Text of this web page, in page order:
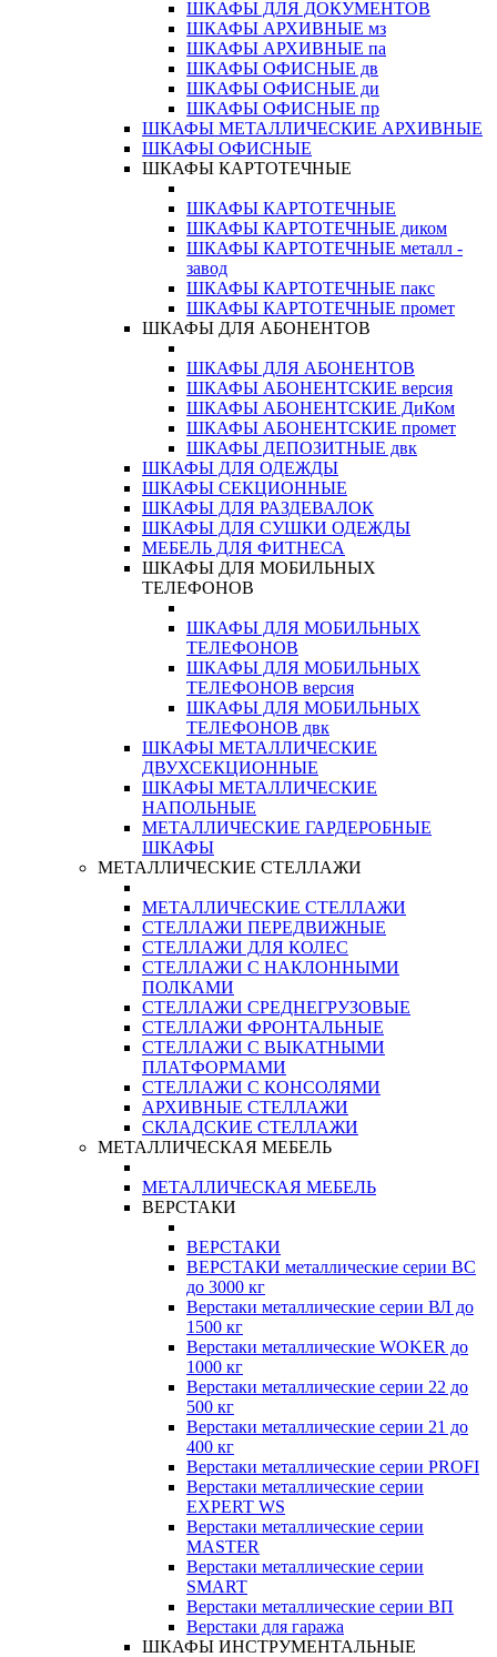
ШКАФЫ ДЛЯ ДОКУМЕНТОВ
ШКАФЫ АРХИВНЫЕ мз
ШКАФЫ АРХИВНЫЕ па
ШКАФЫ ОФИСНЫЕ дв
ШКАФЫ ОФИСНЫЕ ди
ШКАФЫ ОФИСНЫЕ пр
ШКАФЫ МЕТАЛЛИЧЕСКИЕ АРХИВНЫЕ
ШКАФЫ ОФИСНЫЕ
ШКАФЫ КАРТОТЕЧНЫЕ
ШКАФЫ КАРТОТЕЧНЫЕ
ШКАФЫ КАРТОТЕЧНЫЕ диком
ШКАФЫ КАРТОТЕЧНЫЕ металл -
завод
ШКАФЫ КАРТОТЕЧНЫЕ пакс
ШКАФЫ КАРТОТЕЧНЫЕ промет
ШКАФЫ ДЛЯ АБОНЕНТОВ
ШКАФЫ ДЛЯ АБОНЕНТОВ
ШКАФЫ АБОНЕНТСКИЕ версия
ШКАФЫ АБОНЕНТСКИЕ ДиКом
ШКАФЫ АБОНЕНТСКИЕ промет
ШКАФЫ ДЕПОЗИТНЫЕ двк
ШКАФЫ ДЛЯ ОДЕЖДЫ
ШКАФЫ СЕКЦИОННЫЕ
ШКАФЫ ДЛЯ РАЗДЕВАЛОК
ШКАФЫ ДЛЯ СУШКИ ОДЕЖДЫ
МЕБЕЛЬ ДЛЯ ФИТНЕСА
ШКАФЫ ДЛЯ МОБИЛЬНЫХ
ТЕЛЕФОНОВ
ШКАФЫ ДЛЯ МОБИЛЬНЫХ
ТЕЛЕФОНОВ
ШКАФЫ ДЛЯ МОБИЛЬНЫХ
ТЕЛЕФОНОВ версия
ШКАФЫ ДЛЯ МОБИЛЬНЫХ
ТЕЛЕФОНОВ двк
ШКАФЫ МЕТАЛЛИЧЕСКИЕ
ДВУХСЕКЦИОННЫЕ
ШКАФЫ МЕТАЛЛИЧЕСКИЕ
НАПОЛЬНЫЕ
МЕТАЛЛИЧЕСКИЕ ГАРДЕРОБНЫЕ
ШКАФЫ
МЕТАЛЛИЧЕСКИЕ СТЕЛЛАЖИ
МЕТАЛЛИЧЕСКИЕ СТЕЛЛАЖИ
СТЕЛЛАЖИ ПЕРЕДВИЖНЫЕ
СТЕЛЛАЖИ ДЛЯ КОЛЕС
СТЕЛЛАЖИ С НАКЛОННЫМИ
ПОЛКАМИ
СТЕЛЛАЖИ СРЕДНЕГРУЗОВЫЕ
СТЕЛЛАЖИ ФРОНТАЛЬНЫЕ
СТЕЛЛАЖИ С ВЫКАТНЫМИ
ПЛАТФОРМАМИ
СТЕЛЛАЖИ С КОНСОЛЯМИ
АРХИВНЫЕ СТЕЛЛАЖИ
СКЛАДСКИЕ СТЕЛЛАЖИ
МЕТАЛЛИЧЕСКАЯ МЕБЕЛЬ
МЕТАЛЛИЧЕСКАЯ МЕБЕЛЬ
ВЕРСТАКИ
ВЕРСТАКИ
ВЕРСТАКИ металлические серии ВС
до 3000 кг
Верстаки металлические серии ВЛ до
1500 кг
Верстаки металлические WOKER до
1000 кг
Верстаки металлические серии 22 до
500 кг
Верстаки металлические серии 21 до
400 кг
Верстаки металлические серии PROFI
Верстаки металлические серии
EXPERT WS
Верстаки металлические серии
MASTER
Верстаки металлические серии
SMART
Верстаки металлические серии ВП
Верстаки для гаража
ШКАФЫ ИНСТРУМЕНТАЛЬНЫЕ